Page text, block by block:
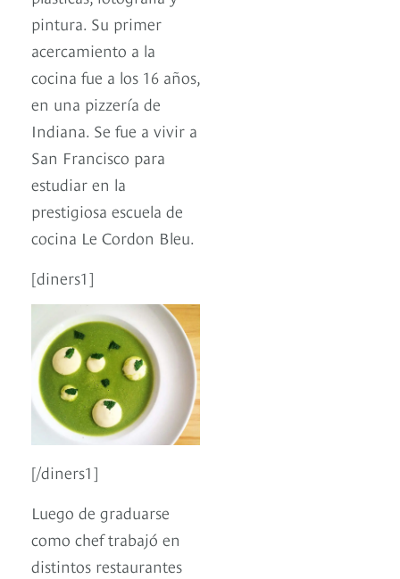
pintura. Su primer
acercamiento a la
cocina fue a los 16 años,
en una pizzería de
Indiana. Se fue a vivir a
San Francisco para
estudiar en la
prestigiosa escuela de
cocina Le Cordon Bleu.
[diners1]
[/diners1]
Luego de graduarse
como chef trabajó en
distintos restaurantes